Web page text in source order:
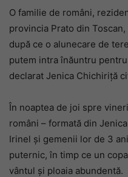
O familie de români,
provincia Prato din
după ce o alunecare de
putem intra înăuntru
declarat Jenica Chichiriță
În noaptea de joi spre
români – formată din
Irinel și gemenii lor de 3
puternic, în timp ce un
vântul și ploaia abundentă.